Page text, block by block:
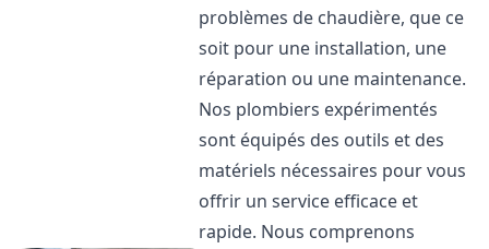
problèmes de chaudière, que ce
soit pour une installation, une
réparation ou une maintenance.
Nos plombiers expérimentés
sont équipés des outils et des
matériels nécessaires pour vous
offrir un service efficace et
rapide. Nous comprenons